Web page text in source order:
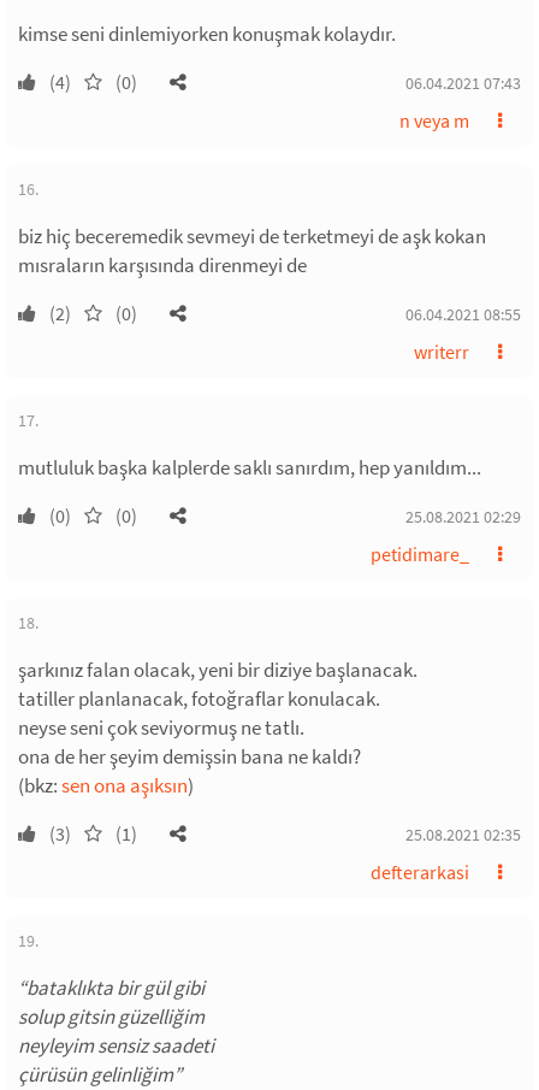
kimse seni dinlemiyorken konuşmak kolaydır.
(4) (0) 06.04.2021 07:43
n veya m
16.
biz hiç beceremedik sevmeyi de terketmeyi de aşk kokan
mısraların karşısında direnmeyi de
(2) (0) 06.04.2021 08:55
writerr
17.
mutluluk başka kalplerde saklı sanırdım, hep yanıldım...
(0) (0) 25.08.2021 02:29
petidimare_
18.
şarkınız falan olacak, yeni bir diziye başlanacak.
tatiller planlanacak, fotoğraflar konulacak.
neyse seni çok seviyormuş ne tatlı.
ona de her şeyim demişsin bana ne kaldı?
(bkz:sen ona aşıksın)
(3) (1) 25.08.2021 02:35
defterarkasi
19.
“bataklıkta bir gül gibi
solup gitsin güzelliğim
neyleyim sensiz saadeti
çürüsün gelinliğim”